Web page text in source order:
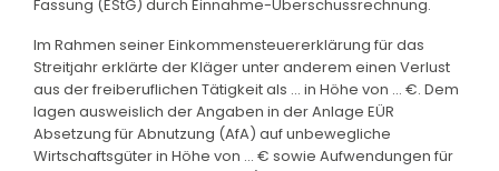
Fassung (EStG) durch Einnahme-Überschussrechnung.
Im Rahmen seiner Einkommensteuererklärung für das
Streitjahr erklärte der Kläger unter anderem einen Verlust
aus der freiberuflichen Tätigkeit als ... in Höhe von ... €. Dem
lagen ausweislich der Angaben in der Anlage EÜR
Absetzung für Abnutzung (AfA) auf unbewegliche
Wirtschaftsgüter in Höhe von ... € sowie Aufwendungen für